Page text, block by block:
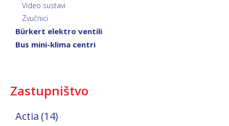
Video sustavi
Zvučnici
Bürkert elektro ventili
Bus mini-klima centri
Zastupništvo
Actia (14)